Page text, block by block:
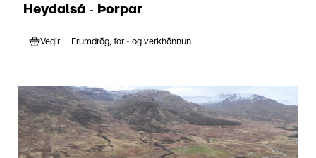
Heydalsá - Þorpar
Vegir Frumdrög, for - og verkhönnun